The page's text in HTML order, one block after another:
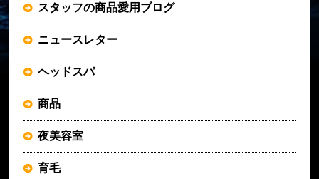
スタッフの商品愛用ブログ
ニュースレター
ヘッドスパ
商品
夜美容室
育毛